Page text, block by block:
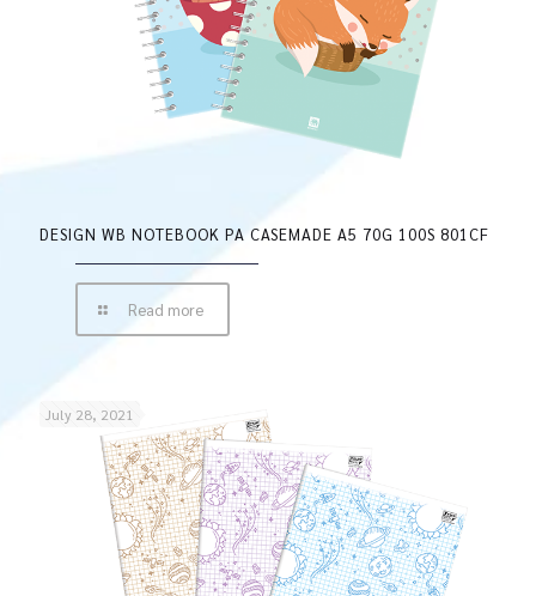
DESIGN WB NOTEBOOK PA CASEMADE A5 70G 100S 801CF
Read more
July 28, 2021